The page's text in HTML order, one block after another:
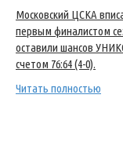
Московский ЦСКА
первым финалистом
оставили шансов
счетом 76:64 (4-0).
Читать полностью